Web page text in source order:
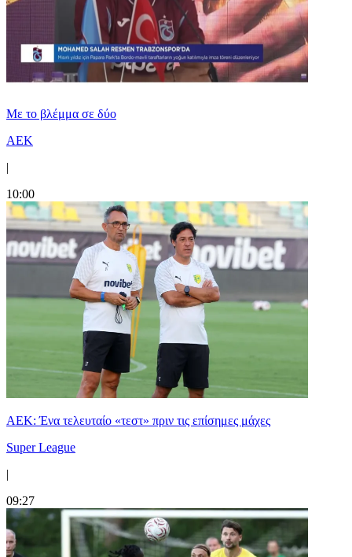
Με το βλέμμα σε δύο
ΑΕΚ
|
10:00
ΑΕΚ: Ένα τελευταίο «τεστ» πριν τις επίσημες μάχες
Super League
|
09:27